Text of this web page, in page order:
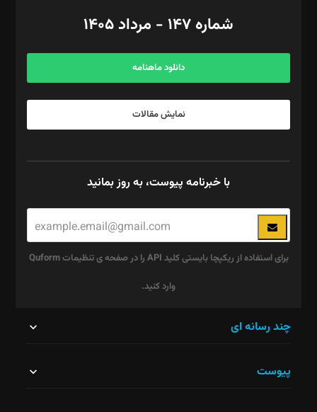
آگهی و مشترکین: ۰۹۱۹۹۹۹۰۴۵۴
شماره ۱۴۷ - مرداد ۱۴۰۵
دانلود ماهنامه
نمایش مقالات
با خبرنامه پیوست، به روز بمانید
برای استفاده از ریکپچا بایستی کلید API را در صفحه ی تنظیمات Quform
وارد کنید.
نباید
چند رسانه ای
پیوست